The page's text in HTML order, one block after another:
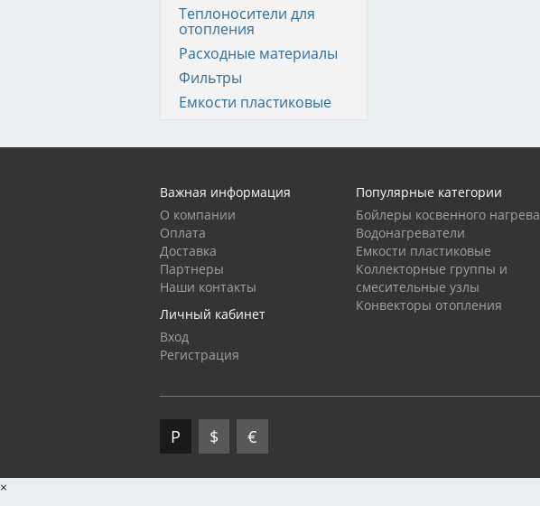
Теплоносители для
отопления
Расходные материалы
Фильтры
Емкости пластиковые
Важная информация
О компании
Оплата
Доставка
Партнеры
Наши контакты
Личный кабинет
Вход
Регистрация
Популярные категории
Бойлеры косвенного нагрева
Водонагреватели
Емкости пластиковые
Коллекторные группы и
смесительные узлы
Конвекторы отопления
Р $ €
×